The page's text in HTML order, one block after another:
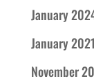
January
January 2021
November